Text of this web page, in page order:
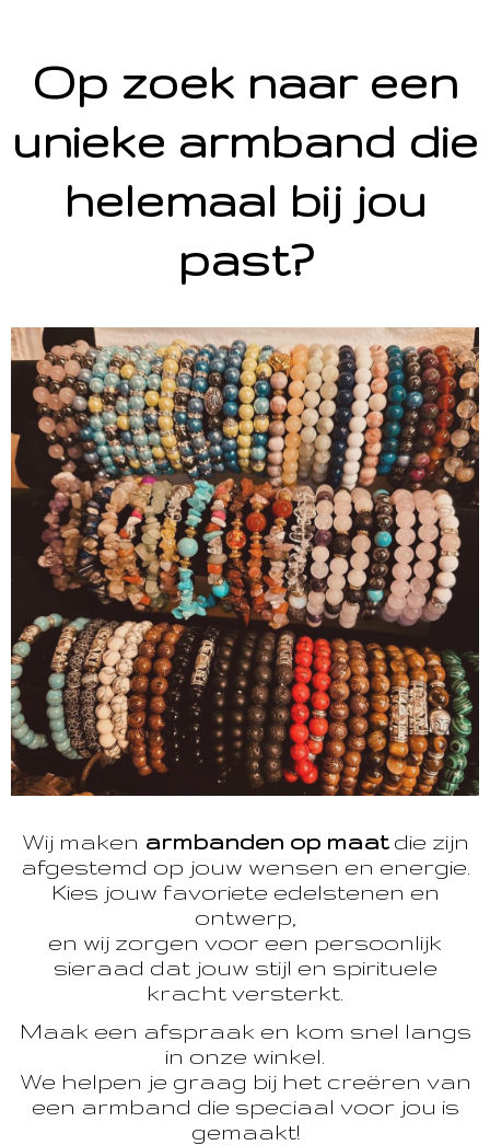
Op zoek naar een
unieke armband die
helemaal bij jou
past?
Wij maken armbanden op maatdie zijn
afgestemd op jouw wensen en energie.
Kies jouw favoriete edelstenen en
ontwerp,
en wij zorgen voor een persoonlijk
sieraad dat jouw stijl en spirituele
kracht versterkt.
Maak een afspraak en kom snel langs
in onze winkel.
We helpen je graag bij het creëren van
een armband die speciaal voor jou is
gemaakt!